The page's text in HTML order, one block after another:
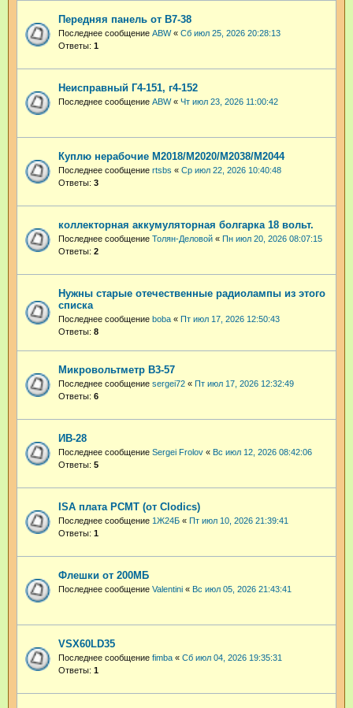
Передняя панель от В7-38
Последнее сообщение ABW« Сб июл 25, 2026 20:28:13
Ответы: 1
Неисправный Г4-151, г4-152
Последнее сообщение ABW« Чт июл 23, 2026 11:00:42
Куплю нерабочие М2018/М2020/М2038/М2044
Последнее сообщение rtsbs « Ср июл 22, 2026 10:40:48
Ответы: 3
коллекторная аккумуляторная болгарка 18 вольт.
Последнее сообщение Толян-Деловой « Пн июл 20, 2026 08:07:15
Ответы: 2
Нужны старые отечественные радиолампы из этого
списка
Последнее сообщение boba « Пт июл 17, 2026 12:50:43
Ответы: 8
Микровольтметр В3-57
Последнее сообщение sergei72 « Пт июл 17, 2026 12:32:49
Ответы: 6
ИВ-28
Последнее сообщение Sergei Frolov « Вс июл 12, 2026 08:42:06
Ответы: 5
ISA плата PCMT (от Clodics)
Последнее сообщение 1Ж24Б « Пт июл 10, 2026 21:39:41
Ответы: 1
Флешки от 200МБ
Последнее сообщение Valentini « Вс июл 05, 2026 21:43:41
VSX60LD35
Последнее сообщение fimba « Сб июл 04, 2026 19:35:31
Ответы: 1